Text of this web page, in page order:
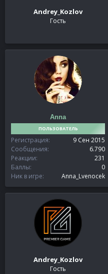
Andrey_Kozlov
Гость
Anna
ПОЛЬЗОВАТЕЛЬ
Регистрация
9 Сен 2015
Сообщения
6.790
Реакции
231
Баллы
0
Ник в игре
Anna_Lvenocek
Andrey_Kozlov
Гость